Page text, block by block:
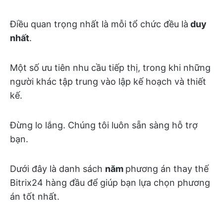
Điều quan trọng nhất là mỗi tổ chức đều là duy
nhất.
Một số ưu tiên nhu cầu tiếp thị, trong khi những
người khác tập trung vào lập kế hoạch và thiết
kế.
Đừng lo lắng. Chúng tôi luôn sẵn sàng hỗ trợ
bạn.
Dưới đây là danh sách năm phương án thay thế
Bitrix24 hàng đầu để giúp bạn lựa chọn phương
án tốt nhất.